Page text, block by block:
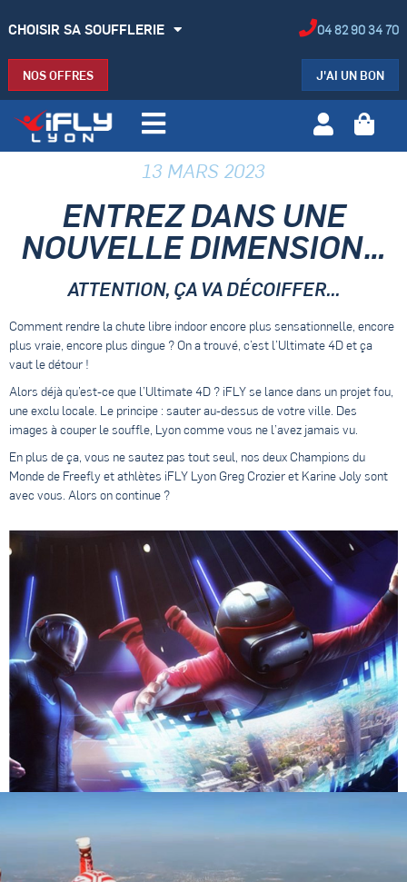
CHOISIR SA SOUFFLERIE 04 82 90 34 70
NOS OFFRES J'AI UN BON
13 MARS 2023
ENTREZ DANS UNE
NOUVELLE DIMENSION…
ATTENTION, ÇA VA DÉCOIFFER...
Comment rendre la chute libre indoor encore plus sensationnelle, encore
plus vraie, encore plus dingue ? On a trouvé, c’est l’Ultimate 4D et ça
vaut le détour !
Alors déjà qu’est-ce que l’Ultimate 4D ? iFLY se lance dans un projet fou,
une exclu locale. Le principe : sauter au-dessus de votre ville. Des
images à couper le souffle, Lyon comme vous ne l’avez jamais vu.
En plus de ça, vous ne sautez pas tout seul, nos deux Champions du
Monde de Freefly et athlètes iFLY Lyon Greg Crozier et Karine Joly sont
avec vous. Alors on continue ?